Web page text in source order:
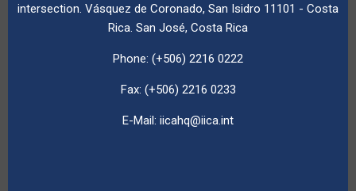
intersection. Vásquez de Coronado, San Isidro 11101 - Costa
Rica. San José, Costa Rica
Phone: (+506) 2216 0222
Fax: (+506) 2216 0233
E-Mail: iicahq@iica.int